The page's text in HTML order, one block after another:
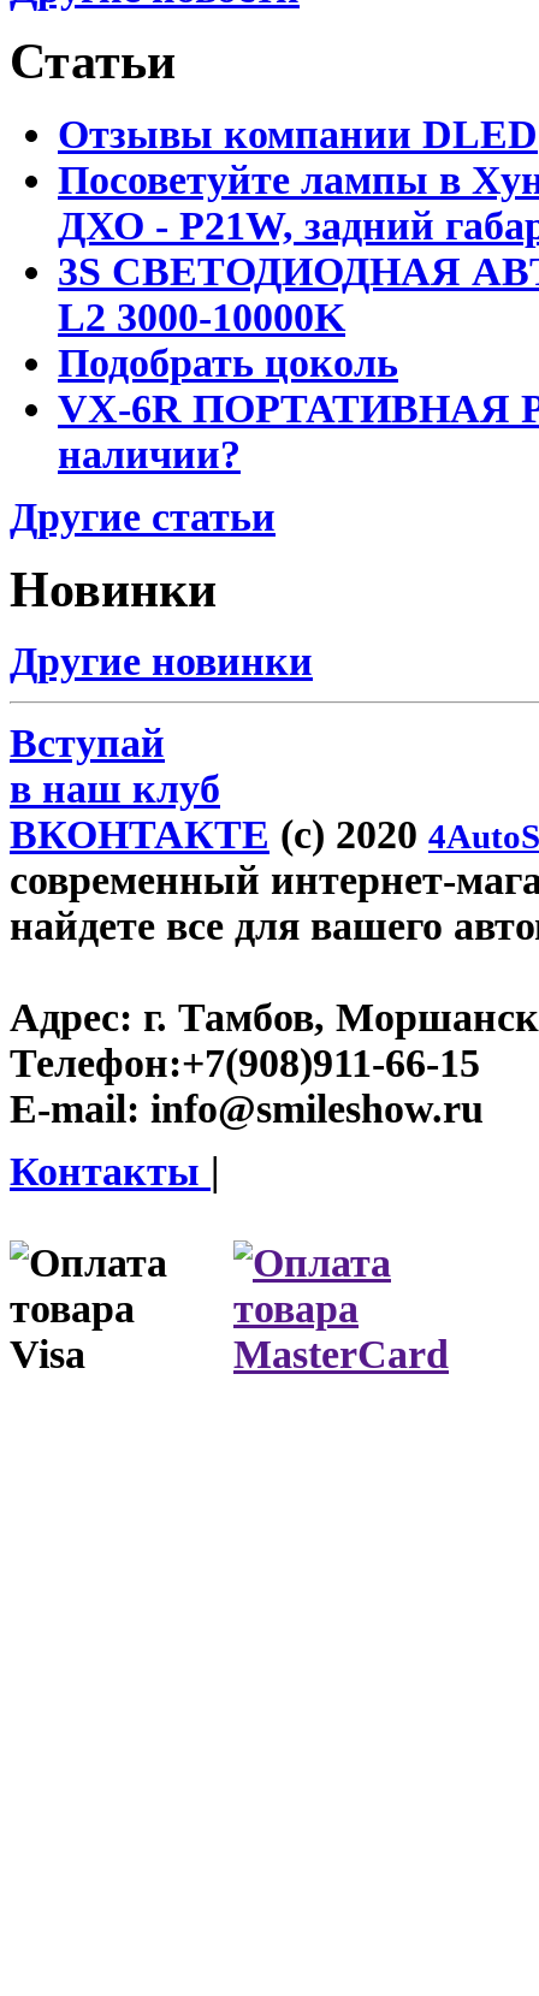
Статьи
Отзывы компании DLED
Посоветуйте лампы в
ДХО - P21W, задний
3S СВЕТОДИОДНАЯ
L2 3000-10000K
Подобрать цоколь
VX-6R ПОРТАТИВНАЯ
наличии?
Другие статьи
Новинки
Другие новинки
Вступай
в наш клуб
ВКОНТАКТЕ (c) 2020
современный интернет-
найдете все для вашего
Адрес: г. Тамбов,
Телефон:+7(908)911-66-15
E-mail: info@smileshow.ru
Контакты |